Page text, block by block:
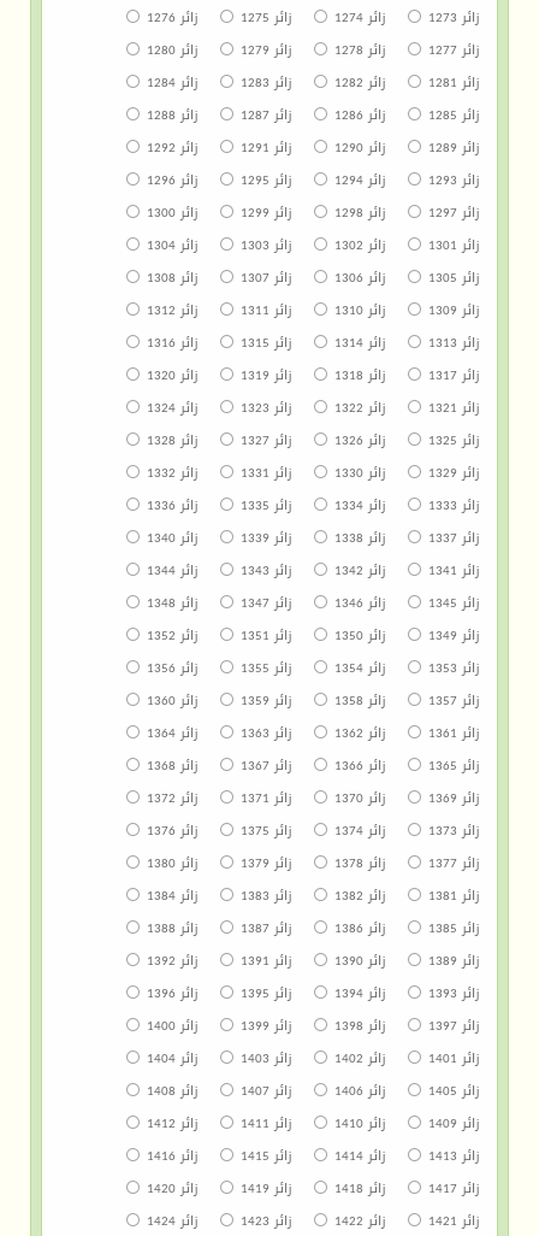
زائر 1273 زائر 1274 زائر 1275
زائر 1276
زائر 1277
زائر 1278 زائر 1279
زائر 1280
زائر 1281
زائر 1282 زائر 1283
زائر 1284
زائر 1285
زائر 1286 زائر 1287
زائر 1288
زائر 1289
زائر 1290 زائر 1291
زائر 1292
زائر 1293
زائر 1294 زائر 1295
زائر 1296
زائر 1297
زائر 1298 زائر 1299
زائر 1300
زائر 1301
زائر 1302 زائر 1303
زائر 1304
زائر 1305
زائر 1306 زائر 1307
زائر 1308
زائر 1309
زائر 1310 زائر 1311
زائر 1312
زائر 1313
زائر 1314 زائر 1315
زائر 1316
زائر 1317
زائر 1318 زائر 1319
زائر 1320
زائر 1321
زائر 1322 زائر 1323
زائر 1324
زائر 1325
زائر 1326 زائر 1327
زائر 1328
زائر 1329
زائر 1330 زائر 1331
زائر 1332
زائر 1333
زائر 1334 زائر 1335
زائر 1336
زائر 1337
زائر 1338 زائر 1339
زائر 1340
زائر 1341
زائر 1342 زائر 1343
زائر 1344
زائر 1345
زائر 1346 زائر 1347
زائر 1348
زائر 1349
زائر 1350 زائر 1351
زائر 1352
زائر 1353
زائر 1354 زائر 1355
زائر 1356
زائر 1357
زائر 1358 زائر 1359
زائر 1360
زائر 1361
زائر 1362 زائر 1363
زائر 1364
زائر 1365
زائر 1366 زائر 1367
زائر 1368
زائر 1369
زائر 1370 زائر 1371
زائر 1372
زائر 1373
زائر 1374 زائر 1375
زائر 1376
زائر 1377
زائر 1378 زائر 1379
زائر 1380
زائر 1381
زائر 1382 زائر 1383
زائر 1384
زائر 1385
زائر 1386 زائر 1387
زائر 1388
زائر 1389
زائر 1390 زائر 1391
زائر 1392
زائر 1393
زائر 1394 زائر 1395
زائر 1396
زائر 1397
زائر 1398 زائر 1399
زائر 1400
زائر 1401
زائر 1402 زائر 1403
زائر 1404
زائر 1405
زائر 1406 زائر 1407
زائر 1408
زائر 1409
زائر 1410 زائر 1411
زائر 1412
زائر 1413
زائر 1414 زائر 1415
زائر 1416
زائر 1417
زائر 1418 زائر 1419
زائر 1420
زائر 1421
زائر 1422 زائر 1423
زائر 1424